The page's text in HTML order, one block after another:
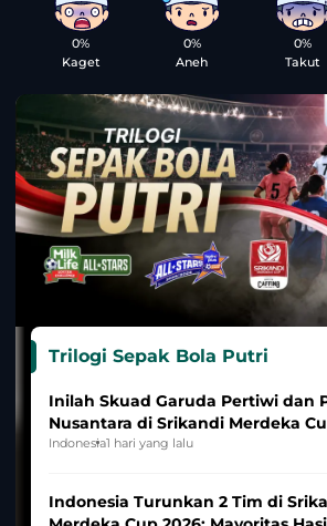
0%
Kaget
0%
Aneh
0%
Takut
Trilogi Sepak Bola Putri
Inilah Skuad Garuda Pertiwi dan
Nusantara di Srikandi Merdeka
Indonesia1 hari yang lalu
Indonesia Turunkan 2 Tim di